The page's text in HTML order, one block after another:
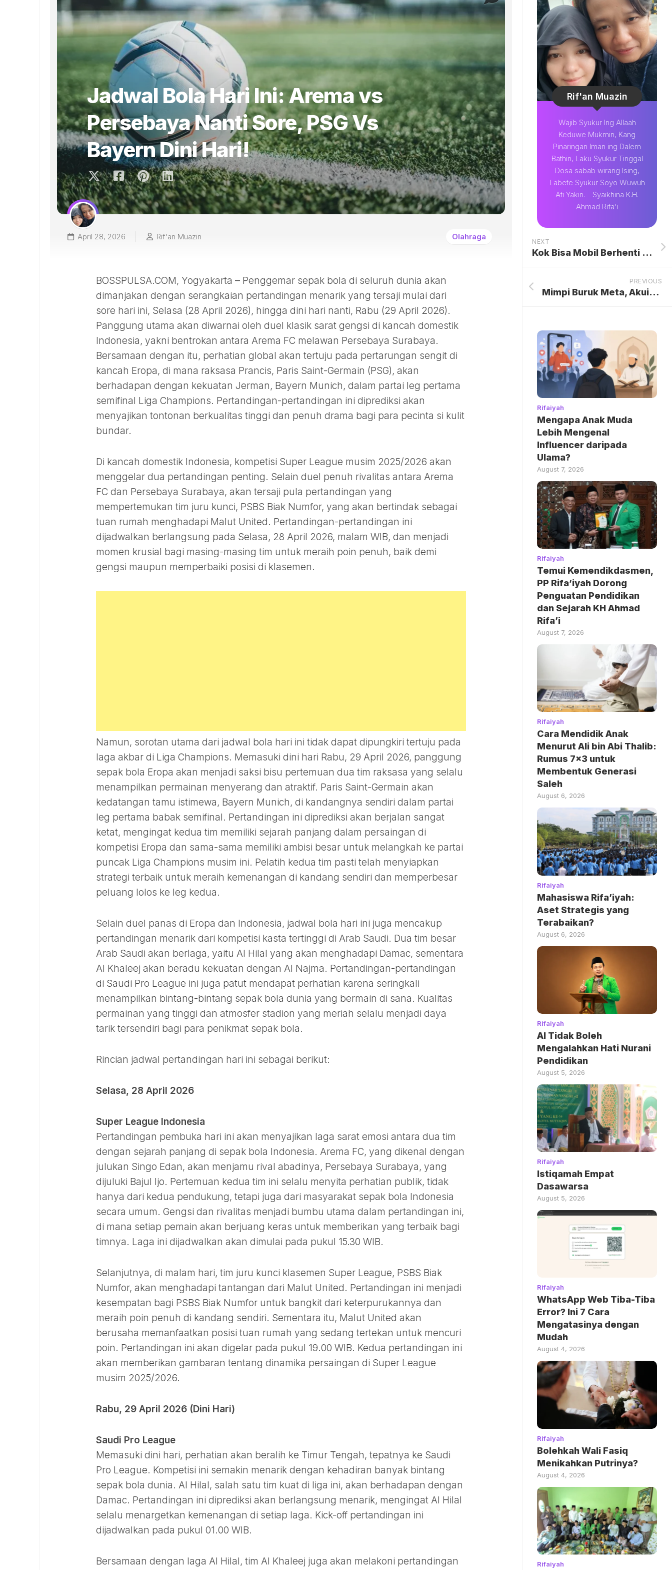
Jadwal Bola Hari Ini: Arema vs
Persebaya Nanti Sore, PSG Vs
Bayern Dini Hari!
April 28, 2026 Rif'an Muazin Olahraga
BOSSPULSA.COM, Yogyakarta – Penggemar sepak bola di seluruh dunia akan
dimanjakan dengan serangkaian pertandingan menarik yang tersaji mulai dari
sore hari ini, Selasa (28 April 2026), hingga dini hari nanti, Rabu (29 April 2026).
Panggung utama akan diwarnai oleh duel klasik sarat gengsi di kancah domestik
Indonesia, yakni bentrokan antara Arema FC melawan Persebaya Surabaya.
Bersamaan dengan itu, perhatian global akan tertuju pada pertarungan sengit di
kancah Eropa, di mana raksasa Prancis, Paris Saint-Germain (PSG), akan
berhadapan dengan kekuatan Jerman, Bayern Munich, dalam partai leg pertama
semifinal Liga Champions. Pertandingan-pertandingan ini diprediksi akan
menyajikan tontonan berkualitas tinggi dan penuh drama bagi para pecinta si kulit
bundar.
Di kancah domestik Indonesia, kompetisi Super League musim 2025/2026 akan
menggelar dua pertandingan penting. Selain duel penuh rivalitas antara Arema
FC dan Persebaya Surabaya, akan tersaji pula pertandingan yang
mempertemukan tim juru kunci, PSBS Biak Numfor, yang akan bertindak sebagai
tuan rumah menghadapi Malut United. Pertandingan-pertandingan ini
dijadwalkan berlangsung pada Selasa, 28 April 2026, malam WIB, dan menjadi
momen krusial bagi masing-masing tim untuk meraih poin penuh, baik demi
gengsi maupun memperbaiki posisi di klasemen.
Namun, sorotan utama dari jadwal bola hari ini tidak dapat dipungkiri tertuju pada
laga akbar di Liga Champions. Memasuki dini hari Rabu, 29 April 2026, panggung
sepak bola Eropa akan menjadi saksi bisu pertemuan dua tim raksasa yang selalu
menampilkan permainan menyerang dan atraktif. Paris Saint-Germain akan
kedatangan tamu istimewa, Bayern Munich, di kandangnya sendiri dalam partai
leg pertama babak semifinal. Pertandingan ini diprediksi akan berjalan sangat
ketat, mengingat kedua tim memiliki sejarah panjang dalam persaingan di
kompetisi Eropa dan sama-sama memiliki ambisi besar untuk melangkah ke partai
puncak Liga Champions musim ini. Pelatih kedua tim pasti telah menyiapkan
strategi terbaik untuk meraih kemenangan di kandang sendiri dan memperbesar
peluang lolos ke leg kedua.
Selain duel panas di Eropa dan Indonesia, jadwal bola hari ini juga mencakup
pertandingan menarik dari kompetisi kasta tertinggi di Arab Saudi. Dua tim besar
Arab Saudi akan berlaga, yaitu Al Hilal yang akan menghadapi Damac, sementara
Al Khaleej akan beradu kekuatan dengan Al Najma. Pertandingan-pertandingan
di Saudi Pro League ini juga patut mendapat perhatian karena seringkali
menampilkan bintang-bintang sepak bola dunia yang bermain di sana. Kualitas
permainan yang tinggi dan atmosfer stadion yang meriah selalu menjadi daya
tarik tersendiri bagi para penikmat sepak bola.
Rincian jadwal pertandingan hari ini sebagai berikut:
Selasa, 28 April 2026
Super League Indonesia
Pertandingan pembuka hari ini akan menyajikan laga sarat emosi antara dua tim
dengan sejarah panjang di sepak bola Indonesia. Arema FC, yang dikenal dengan
julukan Singo Edan, akan menjamu rival abadinya, Persebaya Surabaya, yang
dijuluki Bajul Ijo. Pertemuan kedua tim ini selalu menyita perhatian publik, tidak
hanya dari kedua pendukung, tetapi juga dari masyarakat sepak bola Indonesia
secara umum. Gengsi dan rivalitas menjadi bumbu utama dalam pertandingan ini,
di mana setiap pemain akan berjuang keras untuk memberikan yang terbaik bagi
timnya. Laga ini dijadwalkan akan dimulai pada pukul 15.30 WIB.
Selanjutnya, di malam hari, tim juru kunci klasemen Super League, PSBS Biak
Numfor, akan menghadapi tantangan dari Malut United. Pertandingan ini menjadi
kesempatan bagi PSBS Biak Numfor untuk bangkit dari keterpurukannya dan
meraih poin penuh di kandang sendiri. Sementara itu, Malut United akan
berusaha memanfaatkan posisi tuan rumah yang sedang tertekan untuk mencuri
poin. Pertandingan ini akan digelar pada pukul 19.00 WIB. Kedua pertandingan ini
akan memberikan gambaran tentang dinamika persaingan di Super League
musim 2025/2026.
Rabu, 29 April 2026 (Dini Hari)
Saudi Pro League
Memasuki dini hari, perhatian akan beralih ke Timur Tengah, tepatnya ke Saudi
Pro League. Kompetisi ini semakin menarik dengan kehadiran banyak bintang
sepak bola dunia. Al Hilal, salah satu tim kuat di liga ini, akan berhadapan dengan
Damac. Pertandingan ini diprediksi akan berlangsung menarik, mengingat Al Hilal
selalu menargetkan kemenangan di setiap laga. Kick-off pertandingan ini
dijadwalkan pada pukul 01.00 WIB.
Bersamaan dengan laga Al Hilal, tim Al Khaleej juga akan melakoni pertandingan
Rif'an Muazin
Wajib Syukur Ing Allaah
Keduwe Mukmin, Kang
Pinaringan Iman ing Dalem
Bathin, Laku Syukur Tinggal
Dosa sabab wirang Ising,
Labete Syukur Soyo Wuwuh
Ati Yakin. - Syaikhina K.H.
Ahmad Rifa'i
NEXT
Kok Bisa Mobil Berhenti di Tengah Rel Kereta, Apa Sebabnya?
PREVIOUS
Mimpi Buruk Meta, Akuisisi Startup AI Manus Dijegal China
Rifaiyah
Mengapa Anak Muda
Lebih Mengenal
Influencer daripada
Ulama?
August 7, 2026
Rifaiyah
Temui Kemendikdasmen,
PP Rifa’iyah Dorong
Penguatan Pendidikan
dan Sejarah KH Ahmad
Rifa’i
August 7, 2026
Rifaiyah
Cara Mendidik Anak
Menurut Ali bin Abi Thalib:
Rumus 7×3 untuk
Membentuk Generasi
Saleh
August 6, 2026
Rifaiyah
Mahasiswa Rifa’iyah:
Aset Strategis yang
Terabaikan?
August 6, 2026
Rifaiyah
AI Tidak Boleh
Mengalahkan Hati Nurani
Pendidikan
August 5, 2026
Rifaiyah
Istiqamah Empat
Dasawarsa
August 5, 2026
Rifaiyah
WhatsApp Web Tiba-Tiba
Error? Ini 7 Cara
Mengatasinya dengan
Mudah
August 4, 2026
Rifaiyah
Bolehkah Wali Fasiq
Menikahkan Putrinya?
August 4, 2026
Rifaiyah